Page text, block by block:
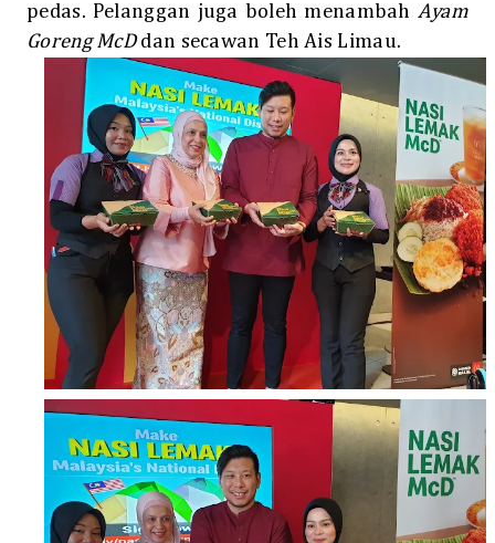
pedas. Pelanggan juga boleh menambah Ayam
Goreng McDdan secawan Teh Ais Limau.